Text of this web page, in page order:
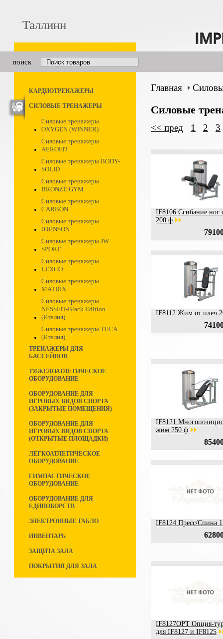
Таллинн
поиск
КАРДИОТРЕНАЖЕРЫ
СИЛОВЫЕ ТРЕНАЖЕРЫ
Силовые тренажеры
OXYGEN (WINNER)
Силовые тренажеры
AEROFIT
Силовые тренажеры BODY-
SOLID
Силовые тренажеры
BRONZE GYM
Силовые тренажеры
CARBON
Силовые тренажеры
JOHNSON
Силовые тренажеры JW
SPORT
Силовые тренажеры
LEXCO
Силовые тренажеры
MATRIX
Силовые тренажеры
NESSFIT-Black Edition
(Италия)
Силовые тренажеры TECA
(Италия)
ТРЕНАЖЕРЫ ДЛЯ
БАССЕЙНОВ
ТЯЖЕЛОАТЛЕТИЧЕСКОЕ
ОБОРУДОВАНИЕ
ОБОРУДОВАНИЕ ДЛЯ
ИГРОВЫХ ВИДОВ СПОРТА
(ЗАКРЫТЫЕ ПОМЕЩЕНИЯ)
ОБОРУДОВАНИЕ ДЛЯ
ИГРОВЫХ ВИДОВ СПОРТА
(ОТКРЫТЫЕ ПЛОЩАДКИ)
ЛЕГКОАТЛЕТИЧЕСКОЕ
ОБОРУДОВАНИЕ
ГИМНАСТИЧЕСКОЕ
ОБОРУДОВАНИЕ
ОБОРУДОВАНИЕ ДЛЯ
ЕДИНОБОРСТВ
ЭЛЕКТРОННЫЕ ТАБЛО
ИНВЕНТАРЬ
ЗАЩИТА ЗАЛА
ПОКРЫТИЯ ДЛЯ ЗАЛА
Главная
Силовые
<< пред 1 2 3
IF8106 Сгибание ног
200 ф
IF8112 Жим от плеч
IF8121
жим 250 ф
IF8124 Пресс/Спина
IF8127OPT Опция-
для IF8127 и IF8125